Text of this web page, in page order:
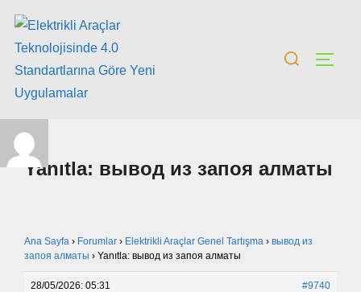
Yanıtla: вывод из запоя алматы
Ana Sayfa › Forumlar › Elektrikli Araçlar Genel Tartışma › вывод из
запоя алматы › Yanıtla: вывод из запоя алматы
28/05/2026: 05:31
#9740